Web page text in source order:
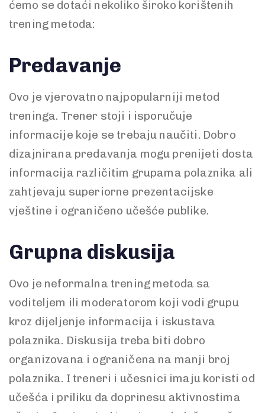
ćemo se dotaći nekoliko široko korištenih
trening metoda:
Predavanje
Ovo je vjerovatno najpopularniji metod
treninga. Trener stoji i isporučuje
informacije koje se trebaju naučiti. Dobro
dizajnirana predavanja mogu prenijeti dosta
informacija različitim grupama polaznika ali
zahtjevaju superiorne prezentacijske
vještine i ograničeno učešće publike.
Grupna diskusija
Ovo je neformalna trening metoda sa
voditeljem ili moderatorom koji vodi grupu
kroz dijeljenje informacija i iskustava
polaznika. Diskusija treba biti dobro
organizovana i ograničena na manji broj
polaznika. I treneri i učesnici imaju koristi od
učešća i priliku da doprinesu aktivnostima